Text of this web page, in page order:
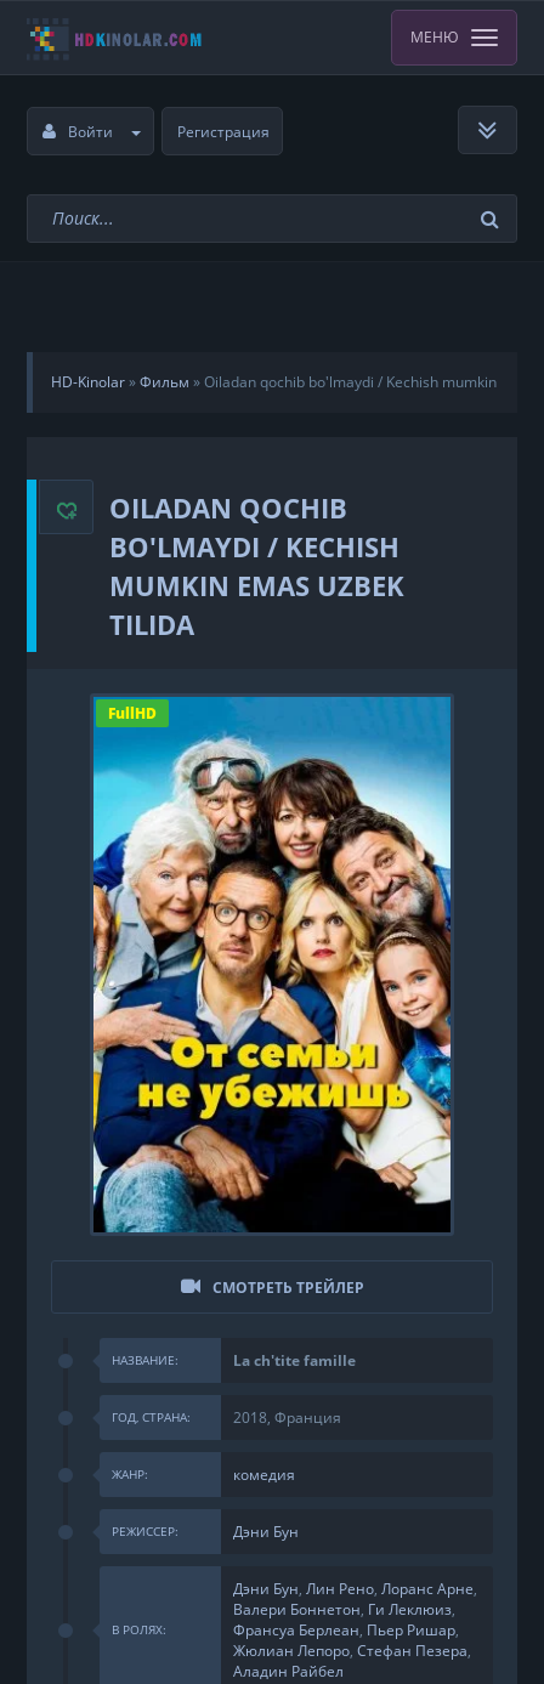
МЕНЮ
Войти Регистрация
HD-Kinolar»Фильм »Oiladan qochib bo'lmaydi / Kechish mumkin
OILADAN QOCHIB
BO'LMAYDI / KECHISH
MUMKIN EMAS UZBEK
TILIDA
FullHD
СМОТРЕТЬ ТРЕЙЛЕР
НАЗВАНИЕ: La ch'tite famille
ГОД, СТРАНА: 2018, Франция
ЖАНР: комедия
РЕЖИССЕР: Дэни Бун
В РОЛЯХ:
Дэни Бун,Лин Рено,Лоранс Арне,
Валери Боннетон, Ги Леклюиз,
Франсуа Берлеан, Пьер Ришар,
Жюлиан Лепоро,Стефан Пезера,
Аладин Райбел